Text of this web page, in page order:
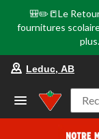
🎒✏️📒Le Retour
fournitures
Leduc, AB